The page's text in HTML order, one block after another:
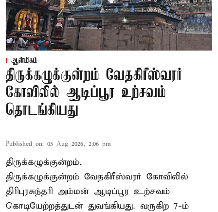
ஆன்மிகம்
திருக்கழுக்குன்றம் வேதகிரீஸ்வரர்
கோவிலில் ஆடிப்பூர உற்சவம்
தொடங்கியது
Published on: 05 Aug 2026, 2:06 pm
திருக்கழுக்குன்றம்,
திருக்கழுக்குன்றம் வேதகிரீஸ்வரர் கோவிலில்
திரிபுரசுந்தரி அம்மன் ஆடிப்பூர உற்சவம்
கொடியேற்றத்துடன் துவங்கியது. வருகிற 7-ம்